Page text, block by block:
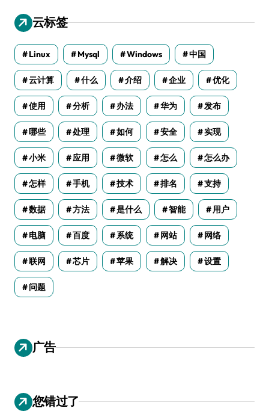
云标签
Linux Mysql Windows 中国
云计算 什么 介绍 企业 优化
使用 分析 办法 华为 发布
哪些 处理 如何 安全 实现
小米 应用 微软 怎么 怎么办
怎样 手机 技术 排名 支持
数据 方法 是什么 智能 用户
电脑 百度 系统 网站 网络
联网 芯片 苹果 解决 设置
问题
广告
您错过了